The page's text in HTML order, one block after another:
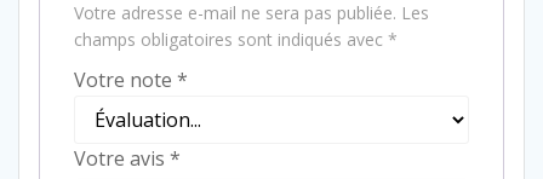
Votre adresse e-mail ne sera pas publiée. Les
champs obligatoires sont indiqués avec *
Votre note *
Votre avis *